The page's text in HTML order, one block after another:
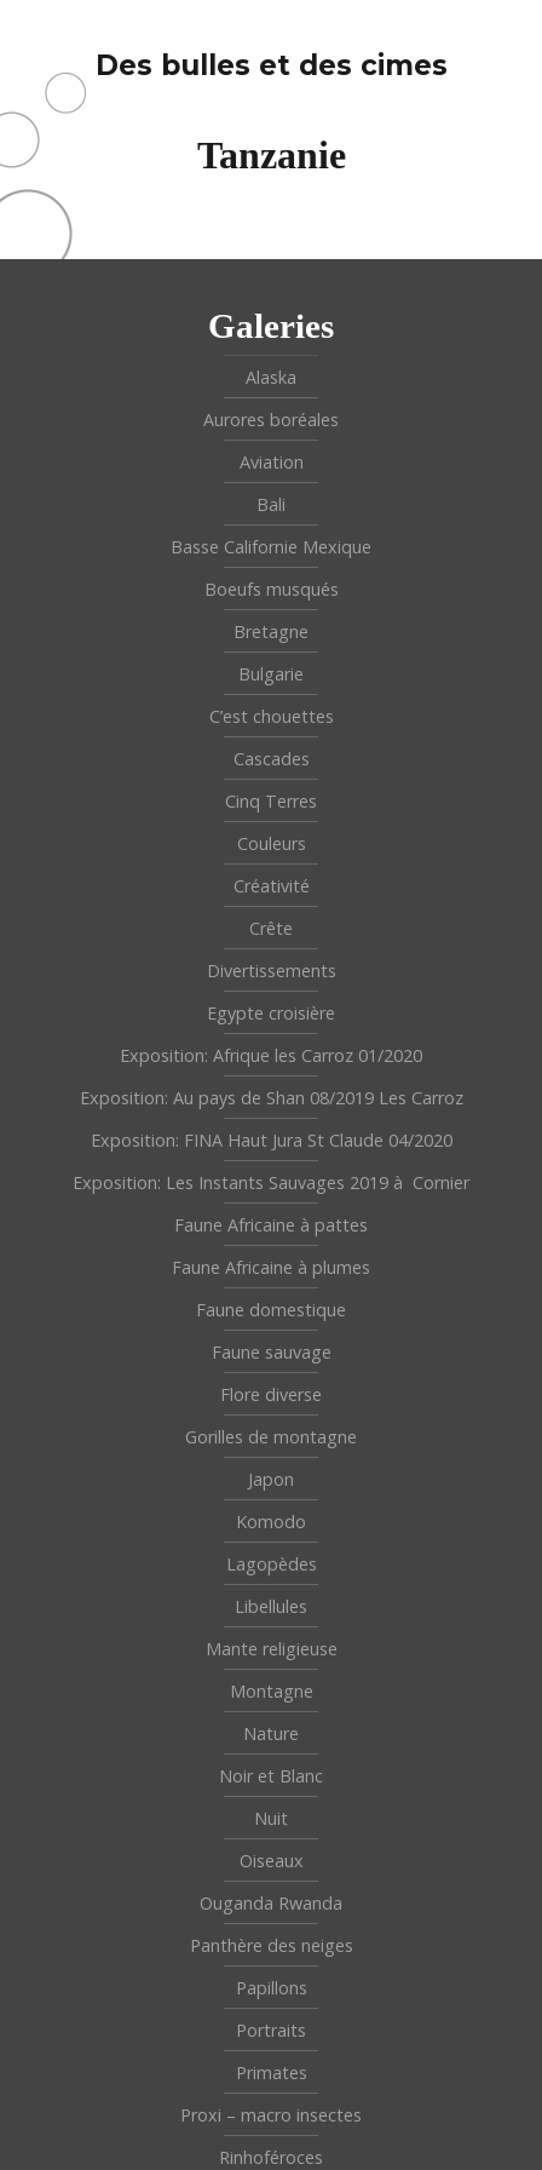
Des bulles et des cimes
Tanzanie
Galeries
Alaska
Aurores boréales
Aviation
Bali
Basse Californie Mexique
Boeufs musqués
Bretagne
Bulgarie
C’est chouettes
Cascades
Cinq Terres
Couleurs
Créativité
Crête
Divertissements
Egypte croisière
Exposition: Afrique les Carroz 01/2020
Exposition: Au pays de Shan 08/2019 Les Carroz
Exposition: FINA Haut Jura St Claude 04/2020
Exposition: Les Instants Sauvages 2019 à Cornier
Faune Africaine à pattes
Faune Africaine à plumes
Faune domestique
Faune sauvage
Flore diverse
Gorilles de montagne
Japon
Komodo
Lagopèdes
Libellules
Mante religieuse
Montagne
Nature
Noir et Blanc
Nuit
Oiseaux
Ouganda Rwanda
Panthère des neiges
Papillons
Portraits
Primates
Proxi – macro insectes
Rinhoféroces